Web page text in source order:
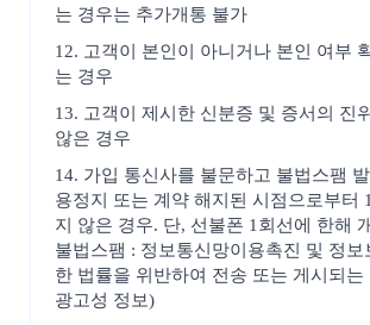
는 경우는 추가개통 불가
12. 고객이 본인이 아니거나 본인 여부
는 경우
13. 고객이 제시한 신분증 및 증서의 진
않은 경우
14. 가입 통신사를 불문하고 불법스팸
용정지 또는 계약 해지된 시점으로부터
지 않은 경우. 단, 선불폰 1회선에 한해
불법스팸 : 정보통신망이용촉진 및 정보
한 법률을 위반하여 전송 또는 게시되는
광고성 정보)